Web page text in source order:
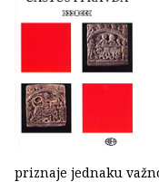
priznaje jednaku